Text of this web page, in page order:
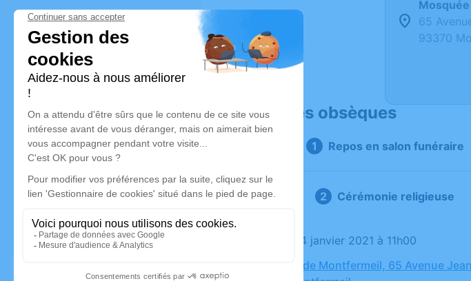
65
93370
Déroulé des obsèques
Repos en salon funéraire
Cérémonie religieuse
Le jeudi 14 janvier 2021 à 11h00
Mosquée de Montfermeil, 65 Avenue